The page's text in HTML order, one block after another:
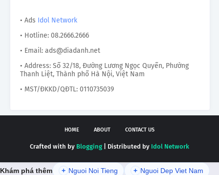
• Ads Idol Network
• Hotline: 08.2666.2666
• Email: ads@diadanh.net
• Address: Số 32/18, Đường Lương Ngọc Quyến, Phường
Thanh Liệt, Thành phố Hà Nội, Việt Nam
• MST/ĐKKD/QĐTL: 0110735039
HOME ABOUT CONTACT US
Crafted with by Blogging | Distributed by Idol Network
Khám phá thêm + Nguoi Noi Tieng + Nguoi Dep Viet Nam